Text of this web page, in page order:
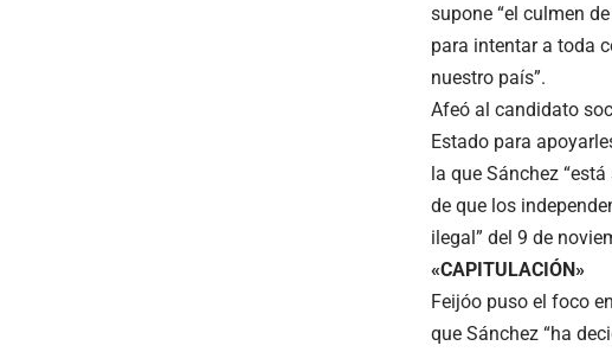
supone “el culmen
para intentar a toda
nuestro país”.
Afeó al candidato
Estado para
la que Sánchez
de que los
ilegal” del 9 de
«CAPITULACIÓN»
Feijóo puso el foco
que Sánchez “ha